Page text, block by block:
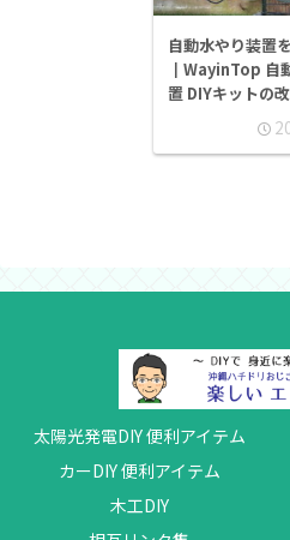
自動水やり装置
┃WayinTop 自
置 DIYキットの
Arduino & ラズ
太陽光発電DIY 便利アイテム
カーDIY 便利アイテム
木工DIY